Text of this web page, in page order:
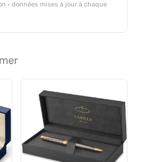
· données mises à jour à chaque